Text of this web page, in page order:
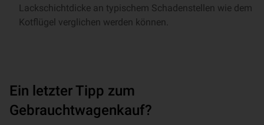
Lackschichtdicke an typischem Schadenstellen wie dem
Kotflügel verglichen werden können.
Ein letzter Tipp zum
Gebrauchtwagenkauf?